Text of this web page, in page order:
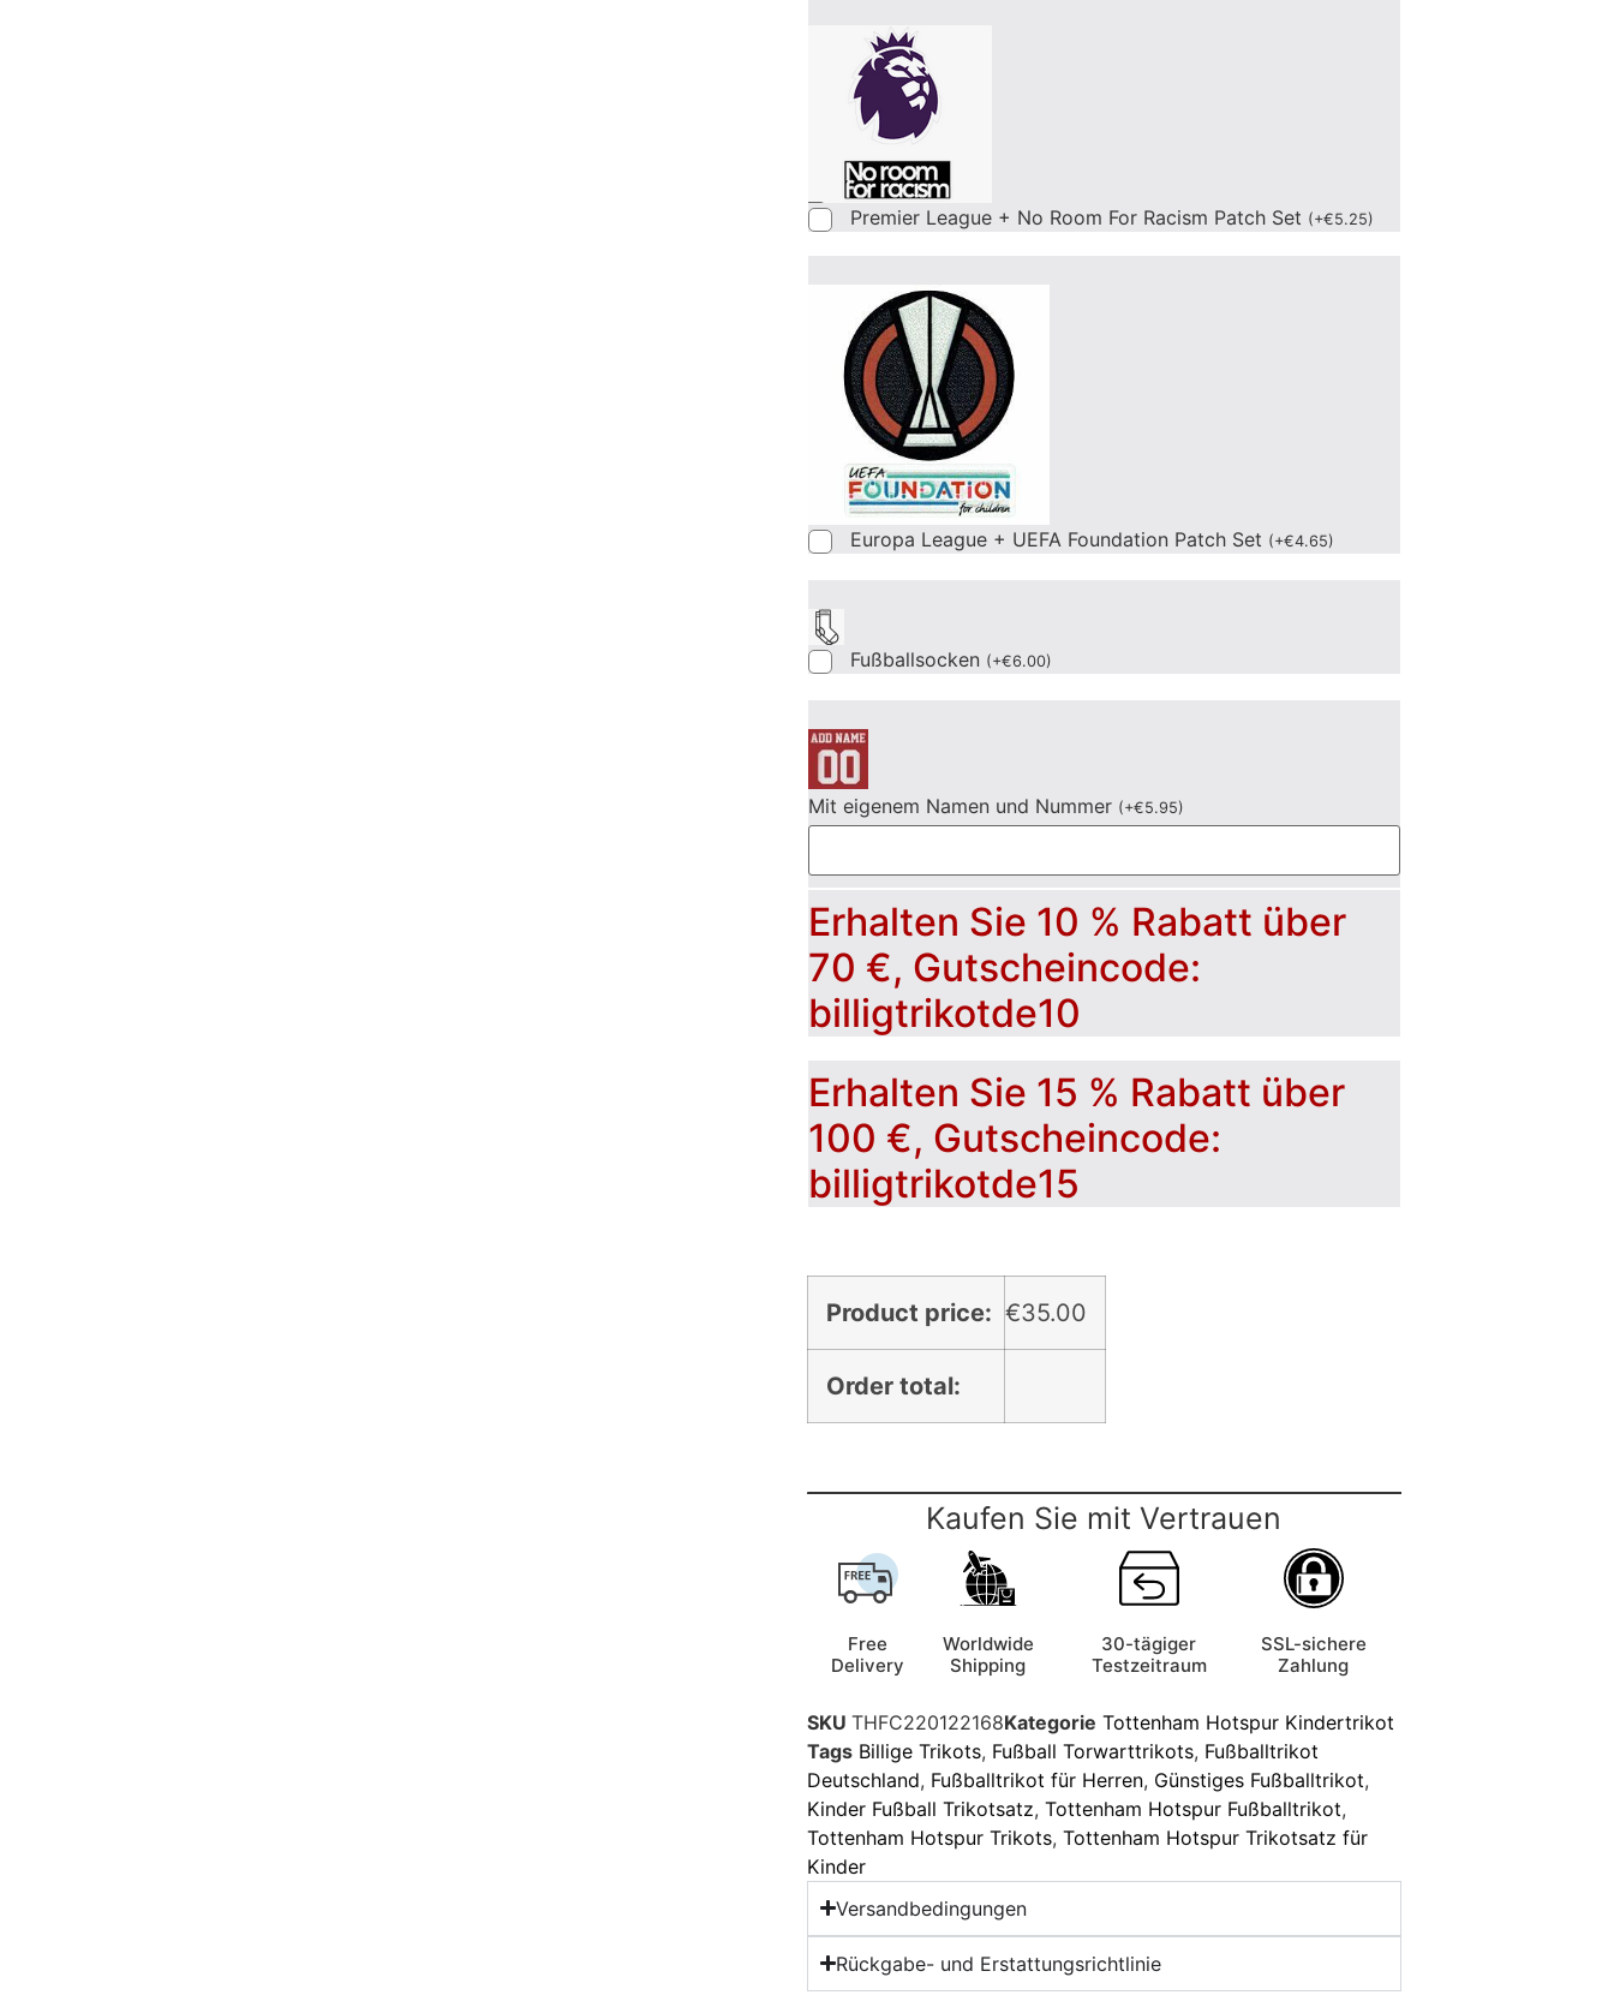
Premier League + No Room For Racism Patch Set (+€5.25)
Europa League + UEFA Foundation Patch Set (+€4.65)
Fußballsocken (+€6.00)
Mit eigenem Namen und Nummer (+€5.95)
Erhalten Sie 10 % Rabatt über
70 €, Gutscheincode:
billigtrikotde10
Erhalten Sie 15 % Rabatt über
100 €, Gutscheincode:
billigtrikotde15
Product price: €35.00
Order total:
Kaufen Sie mit Vertrauen
Free
Delivery
Worldwide
Shipping
30-tägiger
Testzeitraum
SSL-sichere
Zahlung
SKU THFC220122168Kategorie Tottenham Hotspur Kindertrikot
Tags Billige Trikots, Fußball Torwarttrikots, Fußballtrikot
Deutschland, Fußballtrikot für Herren, Günstiges Fußballtrikot,
Kinder Fußball Trikotsatz, Tottenham Hotspur Fußballtrikot,
Tottenham Hotspur Trikots, Tottenham Hotspur Trikotsatz für
Kinder
Versandbedingungen
Rückgabe- und Erstattungsrichtlinie